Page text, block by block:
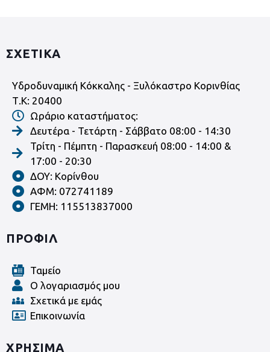
ΣΧΕΤΙΚΑ
Υδροδυναμική Κόκκαλης - Ξυλόκαστρο Κορινθίας
Τ.Κ: 20400
Ωράριο καταστήματος:
Δευτέρα - Τετάρτη - Σάββατο 08:00 - 14:30
Τρίτη - Πέμπτη - Παρασκευή 08:00 - 14:00 &
17:00 - 20:30
ΔΟΥ: Κορίνθου
ΑΦΜ: 072741189
ΓΕΜΗ: 115513837000
ΠΡΟΦΙΛ
Ταμείο
Ο λογαριασμός μου
Σχετικά με εμάς
Επικοινωνία
ΧΡΗΣΙΜΑ